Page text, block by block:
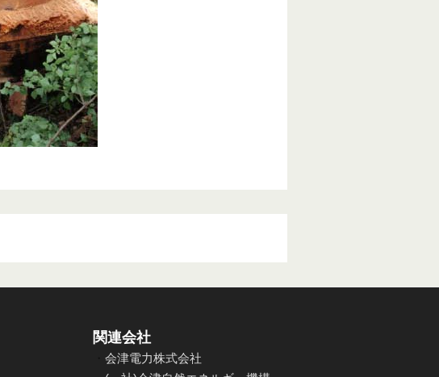
関連会社
会津電力株式会社